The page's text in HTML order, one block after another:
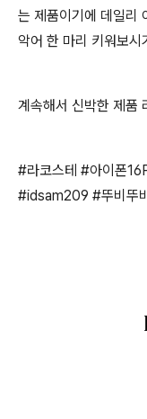
는 제품이기에 데일리
악어 한 마리 키워보시
계속해서 신박한 제품
#라코스테 #아이폰
#idsam209 #뚜비뚜